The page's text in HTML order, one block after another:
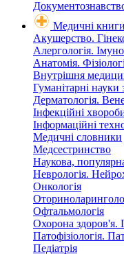
Медичні книги
Акушерство.
Алергологія.
Анатомія.
Внутрішня
Гуманітарні
Дерматологія.
Інфекційні
Інформаційні
Медичні словники
Медсестринство
Наукова,
Неврологія.
Онкологія
Офтальмологія
Охорона здоров'я.
Патофізіологія.
Педіатрія